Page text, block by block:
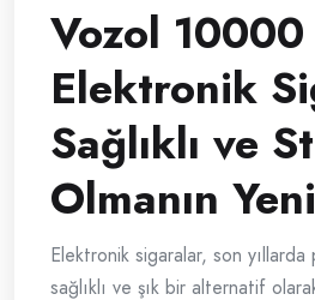
Vozol 10000
Elektronik
Sağlıklı ve
Olmanın
Elektronik sigaralar, son
sağlıklı ve şık bir alternatif